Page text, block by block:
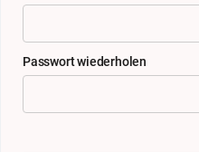
Passwort wiederholen